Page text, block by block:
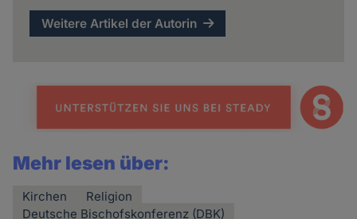
Weitere Artikel der Autorin
Mehr lesen über:
Kirchen
Religion
Deutsche Bischofskonferenz (DBK)